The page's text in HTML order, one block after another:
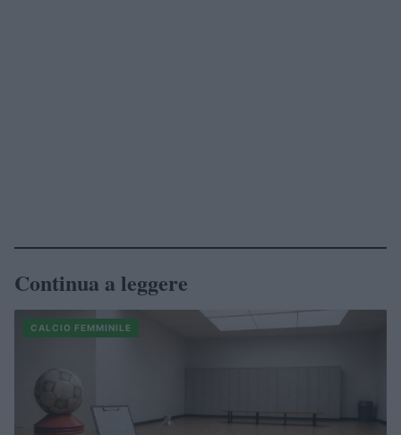
Continua a leggere
CALCIO FEMMINILE